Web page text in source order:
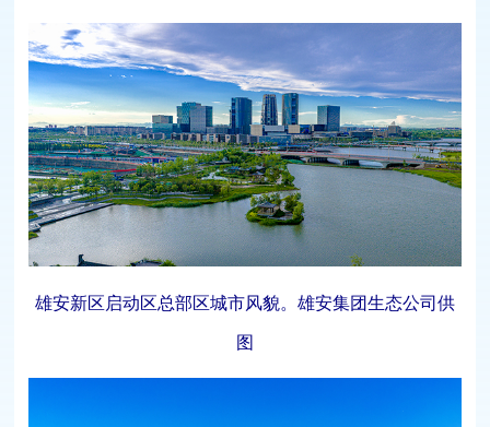
雄安新区启动区总部区城市风貌。雄安集团生态公司供
图